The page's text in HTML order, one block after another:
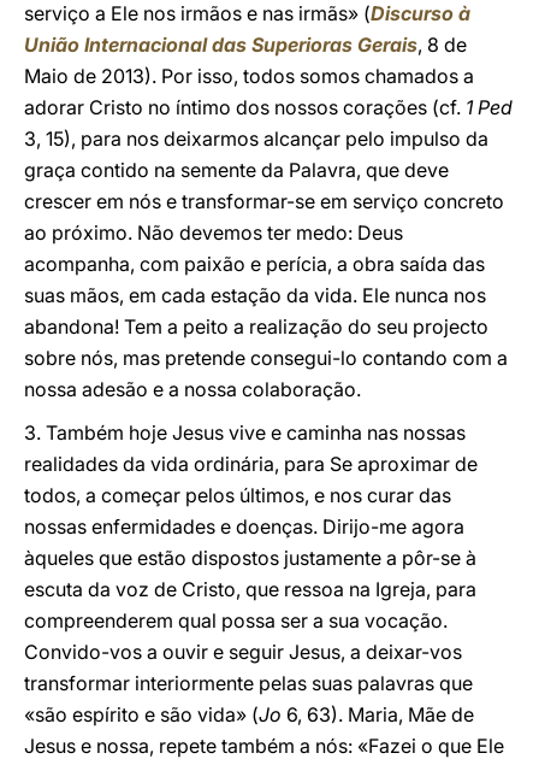
serviço a Ele nos irmãos e nas irmãs» (Discurso à
União Internacional das Superioras Gerais, 8 de
Maio de 2013). Por isso, todos somos chamados a
adorar Cristo no íntimo dos nossos corações (cf. 1 Ped
3, 15), para nos deixarmos alcançar pelo impulso da
graça contido na semente da Palavra, que deve
crescer em nós e transformar-se em serviço concreto
ao próximo. Não devemos ter medo: Deus
acompanha, com paixão e perícia, a obra saída das
suas mãos, em cada estação da vida. Ele nunca nos
abandona! Tem a peito a realização do seu projecto
sobre nós, mas pretende consegui-lo contando com a
nossa adesão e a nossa colaboração.
3. Também hoje Jesus vive e caminha nas nossas
realidades da vida ordinária, para Se aproximar de
todos, a começar pelos últimos, e nos curar das
nossas enfermidades e doenças. Dirijo-me agora
àqueles que estão dispostos justamente a pôr-se à
escuta da voz de Cristo, que ressoa na Igreja, para
compreenderem qual possa ser a sua vocação.
Convido-vos a ouvir e seguir Jesus, a deixar-vos
transformar interiormente pelas suas palavras que
«são espírito e são vida» (Jo 6, 63). Maria, Mãe de
Jesus e nossa, repete também a nós: «Fazei o que Ele